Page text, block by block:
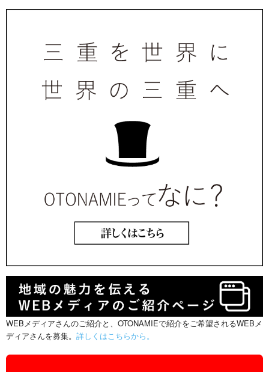
WEBメディアさんのご紹介と、OTONAMIEで紹介をご希望されるWEBメ
ディアさんを募集。 詳しくはこちらから。